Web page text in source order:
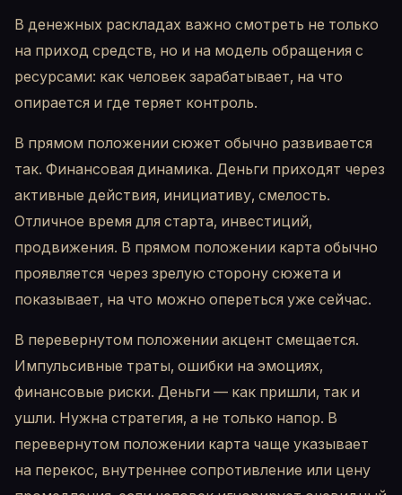
В денежных раскладах важно смотреть не только
на приход средств, но и на модель обращения с
ресурсами: как человек зарабатывает, на что
опирается и где теряет контроль.
В прямом положении сюжет обычно развивается
так. Финансовая динамика. Деньги приходят через
активные действия, инициативу, смелость.
Отличное время для старта, инвестиций,
продвижения. В прямом положении карта обычно
проявляется через зрелую сторону сюжета и
показывает, на что можно опереться уже сейчас.
В перевернутом положении акцент смещается.
Импульсивные траты, ошибки на эмоциях,
финансовые риски. Деньги — как пришли, так и
ушли. Нужна стратегия, а не только напор. В
перевернутом положении карта чаще указывает
на перекос, внутреннее сопротивление или цену